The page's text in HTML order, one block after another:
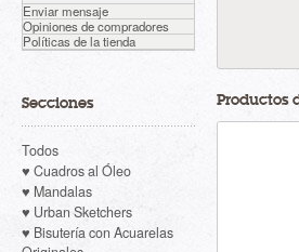
Enviar mensaje
Opiniones de compradores
Políticas de la tienda
Secciones
Todos
♥ Cuadros al Óleo
♥ Mandalas
♥ Urban Sketchers
♥ Bisutería con Acuarelas
Productos